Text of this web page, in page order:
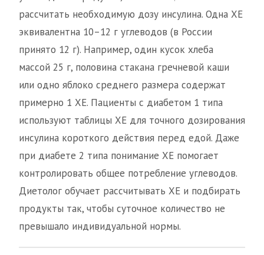
рассчитать необходимую дозу инсулина. Одна ХЕ
эквивалентна 10–12 г углеводов (в России
принято 12 г). Например, один кусок хлеба
массой 25 г, половина стакана гречневой каши
или одно яблоко среднего размера содержат
примерно 1 ХЕ. Пациенты с диабетом 1 типа
используют таблицы ХЕ для точного дозирования
инсулина короткого действия перед едой. Даже
при диабете 2 типа понимание ХЕ помогает
контролировать общее потребление углеводов.
Диетолог обучает рассчитывать ХЕ и подбирать
продукты так, чтобы суточное количество не
превышало индивидуальной нормы.